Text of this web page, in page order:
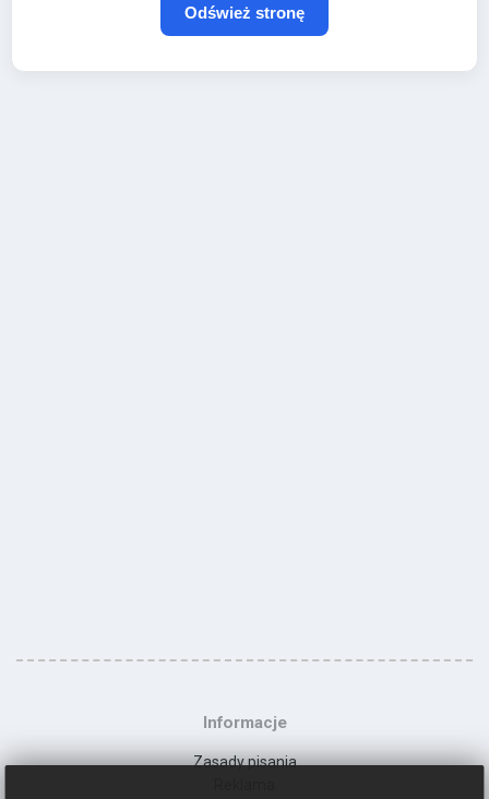
Odśwież stronę
Informacje
Zasady pisania